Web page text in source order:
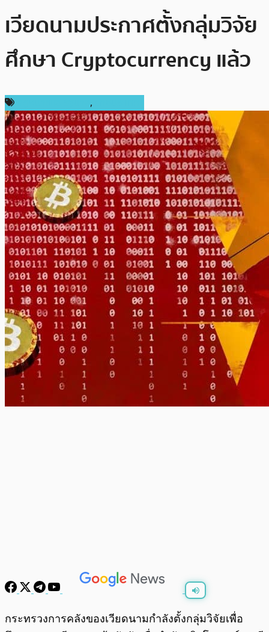
เวียดนามประกาศตั้งกลุ่มวิจัย
ศึกษา Cryptocurrency แล้ว
,
0:00/ 0:00
กระทรวงการคลังของเวียดนามกำลังตั้งกลุ่มวิจัยเพื่อ